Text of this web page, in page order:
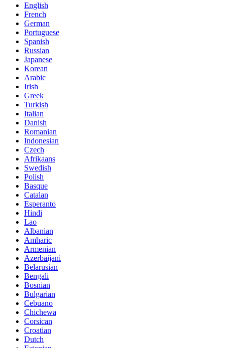
English
French
German
Portuguese
Spanish
Russian
Japanese
Korean
Arabic
Irish
Greek
Turkish
Italian
Danish
Romanian
Indonesian
Czech
Afrikaans
Swedish
Polish
Basque
Catalan
Esperanto
Hindi
Lao
Albanian
Amharic
Armenian
Azerbaijani
Belarusian
Bengali
Bosnian
Bulgarian
Cebuano
Chichewa
Corsican
Croatian
Dutch